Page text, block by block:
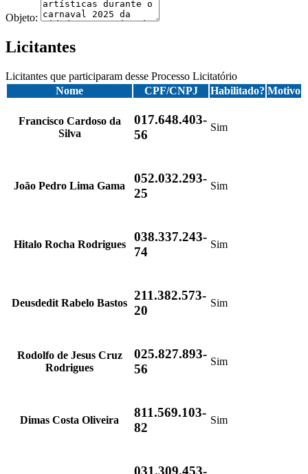
Objeto:
Licitantes
Licitantes que participaram desse Processo Licitatório
Nome
CPF/CNPJ Habilitado? Motivo
Francisco Cardoso da
Silva
017.648.403-
56
Sim
João Pedro Lima Gama
052.032.293-
25
Sim
Hitalo Rocha Rodrigues
038.337.243-
74
Sim
Deusdedit Rabelo Bastos 211.382.573-
20
Sim
Rodolfo de Jesus Cruz
Rodrigues
025.827.893-
56
Sim
Dimas Costa Oliveira
811.569.103-
82
Sim
031.309.453-